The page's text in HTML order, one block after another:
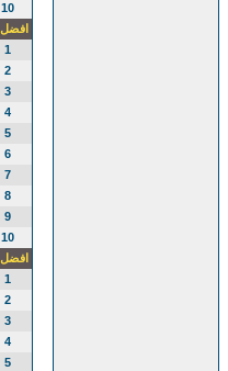
10
افضل 10 صور من حيث المشاهدة
1
2
3
4
5
6
7
8
9
10
افضل 10 صور من حيث عدد مرات التحميل
1
2
3
4
5